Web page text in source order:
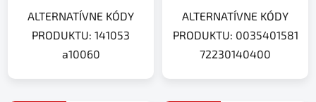
ALTERNATÍVNE KÓDY
PRODUKTU: 141053
a10060
ALTERNATÍVNE KÓDY
PRODUKTU: 0035401581
72230140400